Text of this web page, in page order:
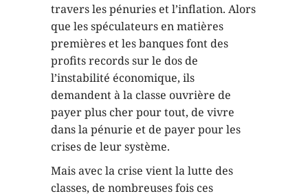
travers les pénuries et l’inflation. Alors
que les spéculateurs en matières
premières et les banques font des
profits records sur le dos de
l’instabilité économique, ils
demandent à la classe ouvrière de
payer plus cher pour tout, de vivre
dans la pénurie et de payer pour les
crises de leur système.
Mais avec la crise vient la lutte des
classes, de nombreuses fois ces